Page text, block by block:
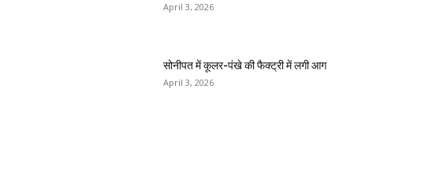
April 3, 2026
सोनीपत में कूलर-पंखे की फैक्ट्री में लगी आग
April 3, 2026